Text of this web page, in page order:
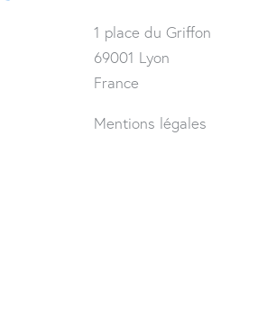
1 place du Griffon
69001 Lyon
France
Mentions légales